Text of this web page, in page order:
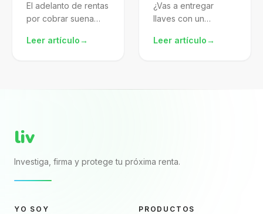
El adelanto de rentas
por cobrar suena
gestionado te
Leer artículo→
¿Vas a entregar
llaves con un
descargado de
Leer artículo→
liv
Investiga, firma y protege tu próxima renta.
YO SOY PRODUCTOS